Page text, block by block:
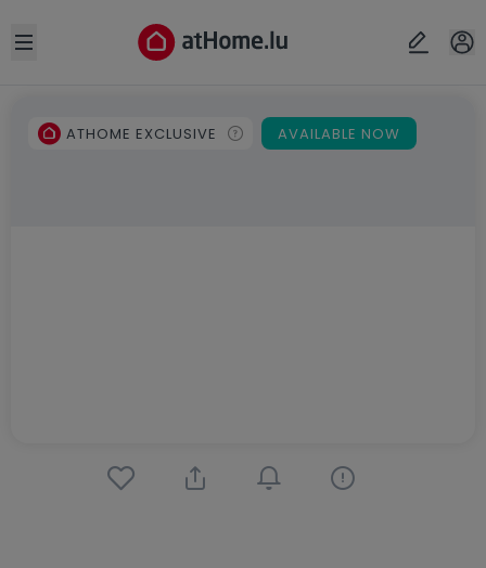
Open sidebar
ATHOME EXCLUSIVE AVAILABLE NOW